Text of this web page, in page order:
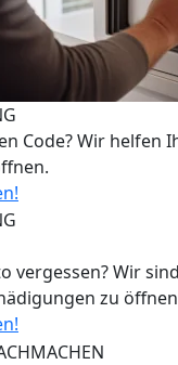
Code? Wir helfen
vergessen? Wir
zu